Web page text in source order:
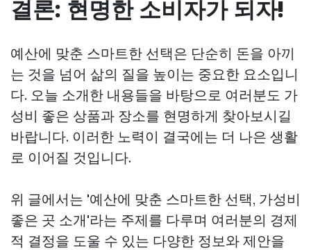
결론: 현명한 소비자가 되자!
예산에 맞춘 스마트한 선택은 단순히 돈을 아끼
는 것을 넘어 삶의 질을 높이는 중요한 요소입니
다. 오늘 소개한 내용들을 바탕으로 여러분도 가
성비 좋은 상품과 장소를 현명하게 찾아보시길
바랍니다. 이러한 노력이 결국에는 더 나은 생활
로 이어질 것입니다.
위 글에서는 '예산에 맞춘 스마트한 선택, 가성비
좋은 곳 소개'라는 주제를 다루며 여러분의 경제
적 결정을 도울 수 있는 다양한 정보와 제안을